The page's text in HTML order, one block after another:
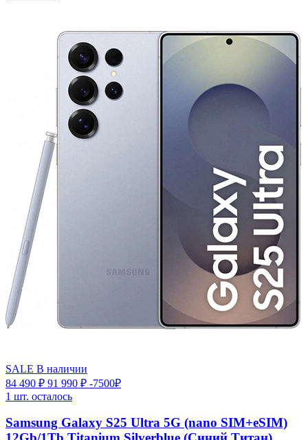
SALE В наличии
84 490 ₽ 91 990 ₽ -7500₽
1 шт. осталось
Samsung Galaxy S25 Ultra 5G (nano SIM+eSIM)